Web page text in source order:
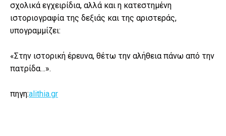
σχολικά εγχειρίδια, αλλά και η κατεστημένη
ιστοριογραφία της δεξιάς και της αριστεράς,
υπογραμμίζει:
«Στην ιστορική έρευνα, θέτω την αλήθεια πάνω από την
πατρίδα…».
πηγη:alithia.gr